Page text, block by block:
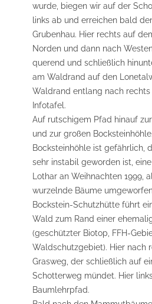
wurde, biegen wir auf der
links ab und erreichen bald
Grubenhau. Hier rechts auf
Norden und dann nach
querend und schließlich
am Waldrand auf den
Waldrand entlang nach rechts
Infotafel.
Auf rutschigem Pfad hinauf
und zur großen
Bocksteinhöhle ist gefährlich,
sehr instabil geworden ist,
Lothar an Weihnachten 1999,
wurzelnde Bäume
Bockstein-Schutzhütte führt
Wald zum Rand einer
(geschützter Biotop, FFH-
Waldschutzgebiet). Hier nach
Grasweg, der schließlich auf
Schotterweg mündet. Hier
Baumlehrpfad.